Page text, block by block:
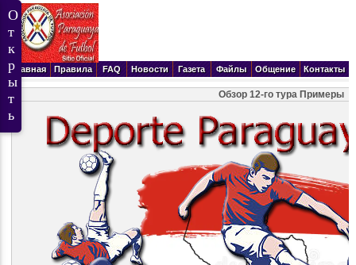
Главная Правила FAQ Новости Газета Файлы Общение Контакты
Обзор 12-го тура Примеры